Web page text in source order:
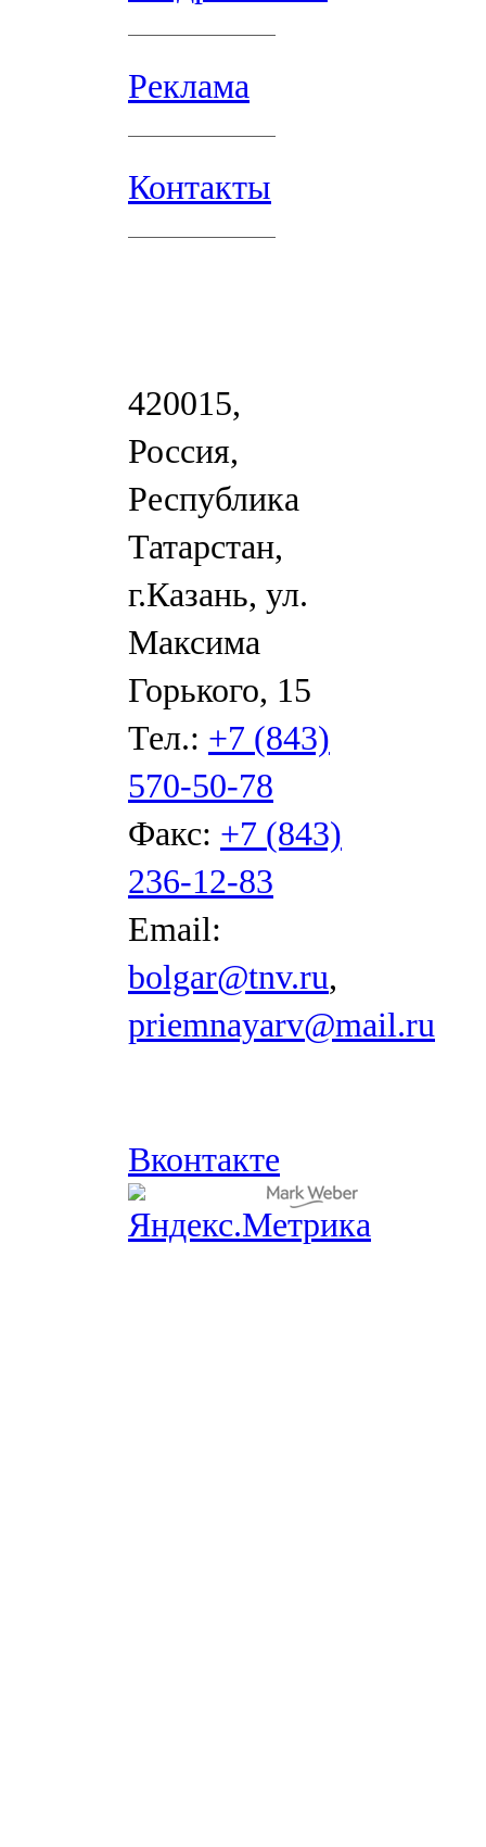
Реклама
Контакты
420015,
Россия,
Республика
Татарстан,
г.Казань, ул.
Максима
Горького, 15
Тел.: +7 (843)
570-50-78
Факс: +7 (843)
236-12-83
Email:
bolgar@tnv.ru,
priemnayarv@mail.ru
Вконтакте